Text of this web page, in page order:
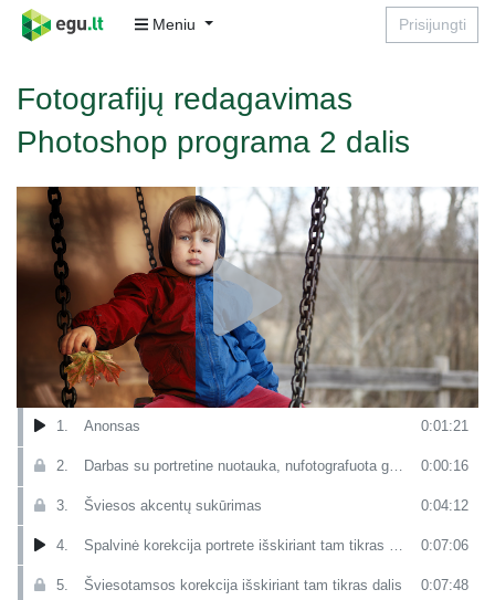
Meniu Prisijungti
Fotografijų redagavimas
Photoshop programa 2 dalis
1. Anonsas 0:01:21
2. Darbas su portretine nuotauka, nufotografuota gamtoje. Šilta tonacija 0:00:16
3. Šviesos akcentų sukūrimas 0:04:12
4. 0:07:06
5. Šviesotamsos korekcija išskiriant tam tikras dalis 0:07:48